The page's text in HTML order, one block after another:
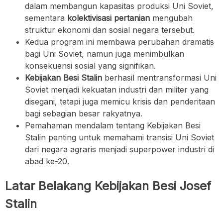
dalam membangun kapasitas produksi Uni Soviet,
sementara kolektivisasi pertanian mengubah
struktur ekonomi dan sosial negara tersebut.
Kedua program ini membawa perubahan dramatis
bagi Uni Soviet, namun juga menimbulkan
konsekuensi sosial yang signifikan.
Kebijakan Besi Stalin berhasil mentransformasi Uni
Soviet menjadi kekuatan industri dan militer yang
disegani, tetapi juga memicu krisis dan penderitaan
bagi sebagian besar rakyatnya.
Pemahaman mendalam tentang Kebijakan Besi
Stalin penting untuk memahami transisi Uni Soviet
dari negara agraris menjadi superpower industri di
abad ke-20.
Latar Belakang Kebijakan Besi Josef
Stalin